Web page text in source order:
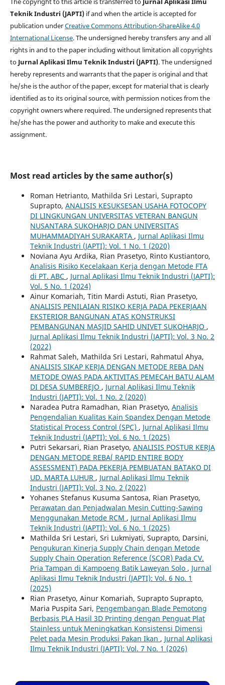
Teknik Industri (JAPTI)if and when the article is accepted for
publication underCreative Commons Attribution-ShareAlike 4.0
International License. The undersigned hereby transfers any and all
rights in and to the paper including without limitation all copyrights
to Jurnal Aplikasi Ilmu Teknik Industri (JAPTI). The undersigned
hereby represents and warrants that the paper is original and that
he/she is the author of the paper, except for material that is clearly
identified as to its original source, with permission notices from the
copyright owners where required. The undersigned represents that
he/she has the power and authority to make and execute this
assignment.
Most read articles by the same author(s)
Roman Hetrianto, Mathilda Sri Lestari, Suprapto
Suprapto, ANALISIS KESUKSESAN USAHA FOTOCOPY
DI LINGKUNGAN UNIVERSITAS VETERAN BANGUN
NUSANTARA SUKOHARJO DAN UNIVERSITAS
MUHAMMADIYAH SURAKARTA , Jurnal Aplikasi Ilmu
Teknik Industri (JAPTI): Vol. 1 No. 1 (2020)
Noviana Ayu Ardika, Rian Prasetyo, Rinto Kustiantoro,
Analisis Risiko Kecelakaan Kerja dengan Metode FTA
di PT. ABC , Jurnal Aplikasi Ilmu Teknik Industri (JAPTI):
Vol. 5 No. 1 (2024)
Ainur Komariah, Titin Mardi Astuti, Rian Prasetyo,
ANALISIS PENILAIAN RISIKO KERJA PADA PEKERJAAN
EKSTERIOR BANGUNAN ATAS KONSTRUKSI
PEMBANGUNAN MASJID SAHID UNIVET SUKOHARJO ,
Jurnal Aplikasi Ilmu Teknik Industri (JAPTI): Vol. 3 No. 2
(2022)
Rahmat Saleh, Mathilda Sri Lestari, Rahmatul Ahya,
ANALISIS SIKAP KERJA DENGAN METODE REBA DAN
METODE OWAS PADA AKTIVITAS PEMECAH BATU ALAM
DI DESA SUMBEREJO , Jurnal Aplikasi Ilmu Teknik
Industri (JAPTI): Vol. 1 No. 2 (2020)
Naradea Putra Ramadhan, Rian Prasetyo, Analisis
Pengendalian Kualitas Kain Spandex Dengan Metode
Statistical Process Control (SPC) , Jurnal Aplikasi Ilmu
Teknik Industri (JAPTI): Vol. 6 No. 1 (2025)
Putri Sekarsari, Rian Prasetyo, ANALISIS POSTUR KERJA
DENGAN METODE REBA( RAPID ENTIRE BODY
ASSESSMENT) PADA PEKERJA PEMBUATAN BATAKO DI
UD. MARTA LUHUR , Jurnal Aplikasi Ilmu Teknik
Industri (JAPTI): Vol. 3 No. 2 (2022)
Yohanes Stefanus Kusuma Santosa, Rian Prasetyo,
Perawatan dan Penjadwalan Mesin Cutting-Sawing
Menggunakan Metode RCM , Jurnal Aplikasi Ilmu
Teknik Industri (JAPTI): Vol. 6 No. 1 (2025)
Mathilda Sri Lestari, Sri Lukmiyati, Suprapto, Darsini,
Pengukuran Kinerja Supply Chain dengan Metode
Supply Chain Operation Reference (SCOR) Pada CV.
Pria Tampan di Kampoeng Batik Laweyan Solo , Jurnal
Aplikasi Ilmu Teknik Industri (JAPTI): Vol. 6 No. 1
(2025)
Rian Prasetyo, Ainur Komariah, Suprapto Suprapto,
Maria Puspita Sari, Pengembangan Blade Pemotong
Berbasis PLA Hasil 3D Printing dengan Penguat Plat
Stainless untuk Meningkatkan Konsistensi Dimensi
Pelet pada Mesin Produksi Pakan Ikan , Jurnal Aplikasi
Ilmu Teknik Industri (JAPTI): Vol. 7 No. 1 (2026)